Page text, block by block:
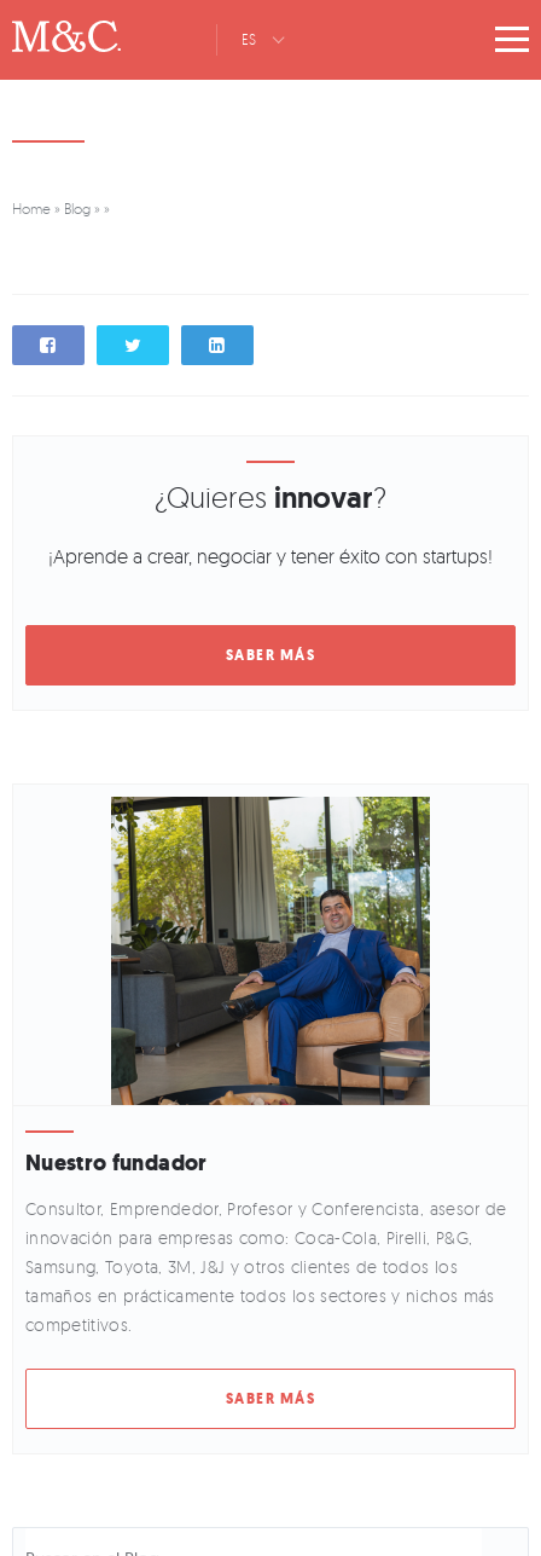
ES
Home » Blog » »
¿Quieres innovar?
¡Aprende a crear, negociar y tener éxito con startups!
Nuestro fundador
Consultor, Emprendedor, Profesor y Conferencista, asesor de
innovación para empresas como: Coca-Cola, Pirelli, P&G,
Samsung, Toyota, 3M, J&J y otros clientes de todos los
tamaños en prácticamente todos los sectores y nichos más
competitivos.
SABER MÁS